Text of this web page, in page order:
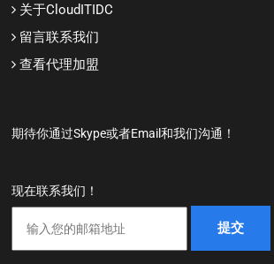
关于CloudITIDC
留言联系我们
查看代理加盟
期待你通过Skype或者Email和我们沟通！
现在联系我们！